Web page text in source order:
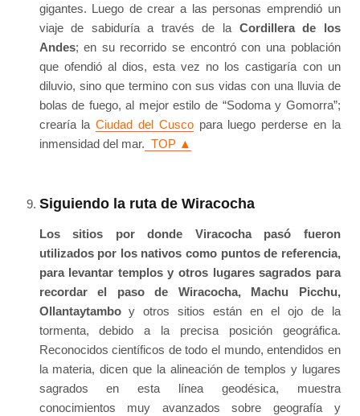
gigantes. Luego de crear a las personas emprendió un
viaje de sabiduría a través de la Cordillera de los
Andes; en su recorrido se encontró con una población
que ofendió al dios, esta vez no los castigaría con un
diluvio, sino que termino con sus vidas con una lluvia de
bolas de fuego, al mejor estilo de “Sodoma y Gomorra”;
crearía laCiudad del Cuscopara luego perderse en la
inmensidad del mar. TOP ▲
Siguiendo la ruta de Wiracocha
Los sitios por donde Viracocha pasó fueron
utilizados por los nativos como puntos de referencia,
para levantar templos y otros lugares sagrados para
recordar el paso de Wiracocha, Machu Picchu,
Ollantaytamboy otros sitios están en el ojo de la
tormenta, debido a la precisa posición geográfica.
Reconocidos científicos de todo el mundo, entendidos en
la materia, dicen que la alineación de templos y lugares
sagrados en esta línea geodésica, muestra
conocimientos muy avanzados sobre geografía y